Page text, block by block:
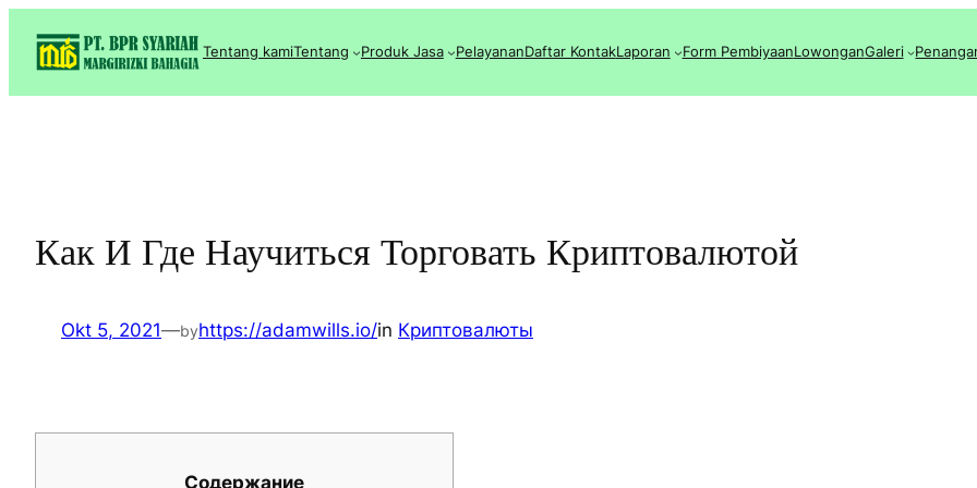
konten
Tentang kamiTentang Produk Jasa PelayananDaftar KontakLaporan Form PembiyaanLowonganGaleri
Как И Где Научиться Торговать Криптовалютой
Okt 5, 2021—byhttps://adamwills.io/in Криптовалюты
Содержание